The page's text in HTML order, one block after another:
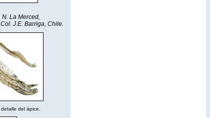
La Merced,
Col. J.E. Barriga, Chile.
del ápice.